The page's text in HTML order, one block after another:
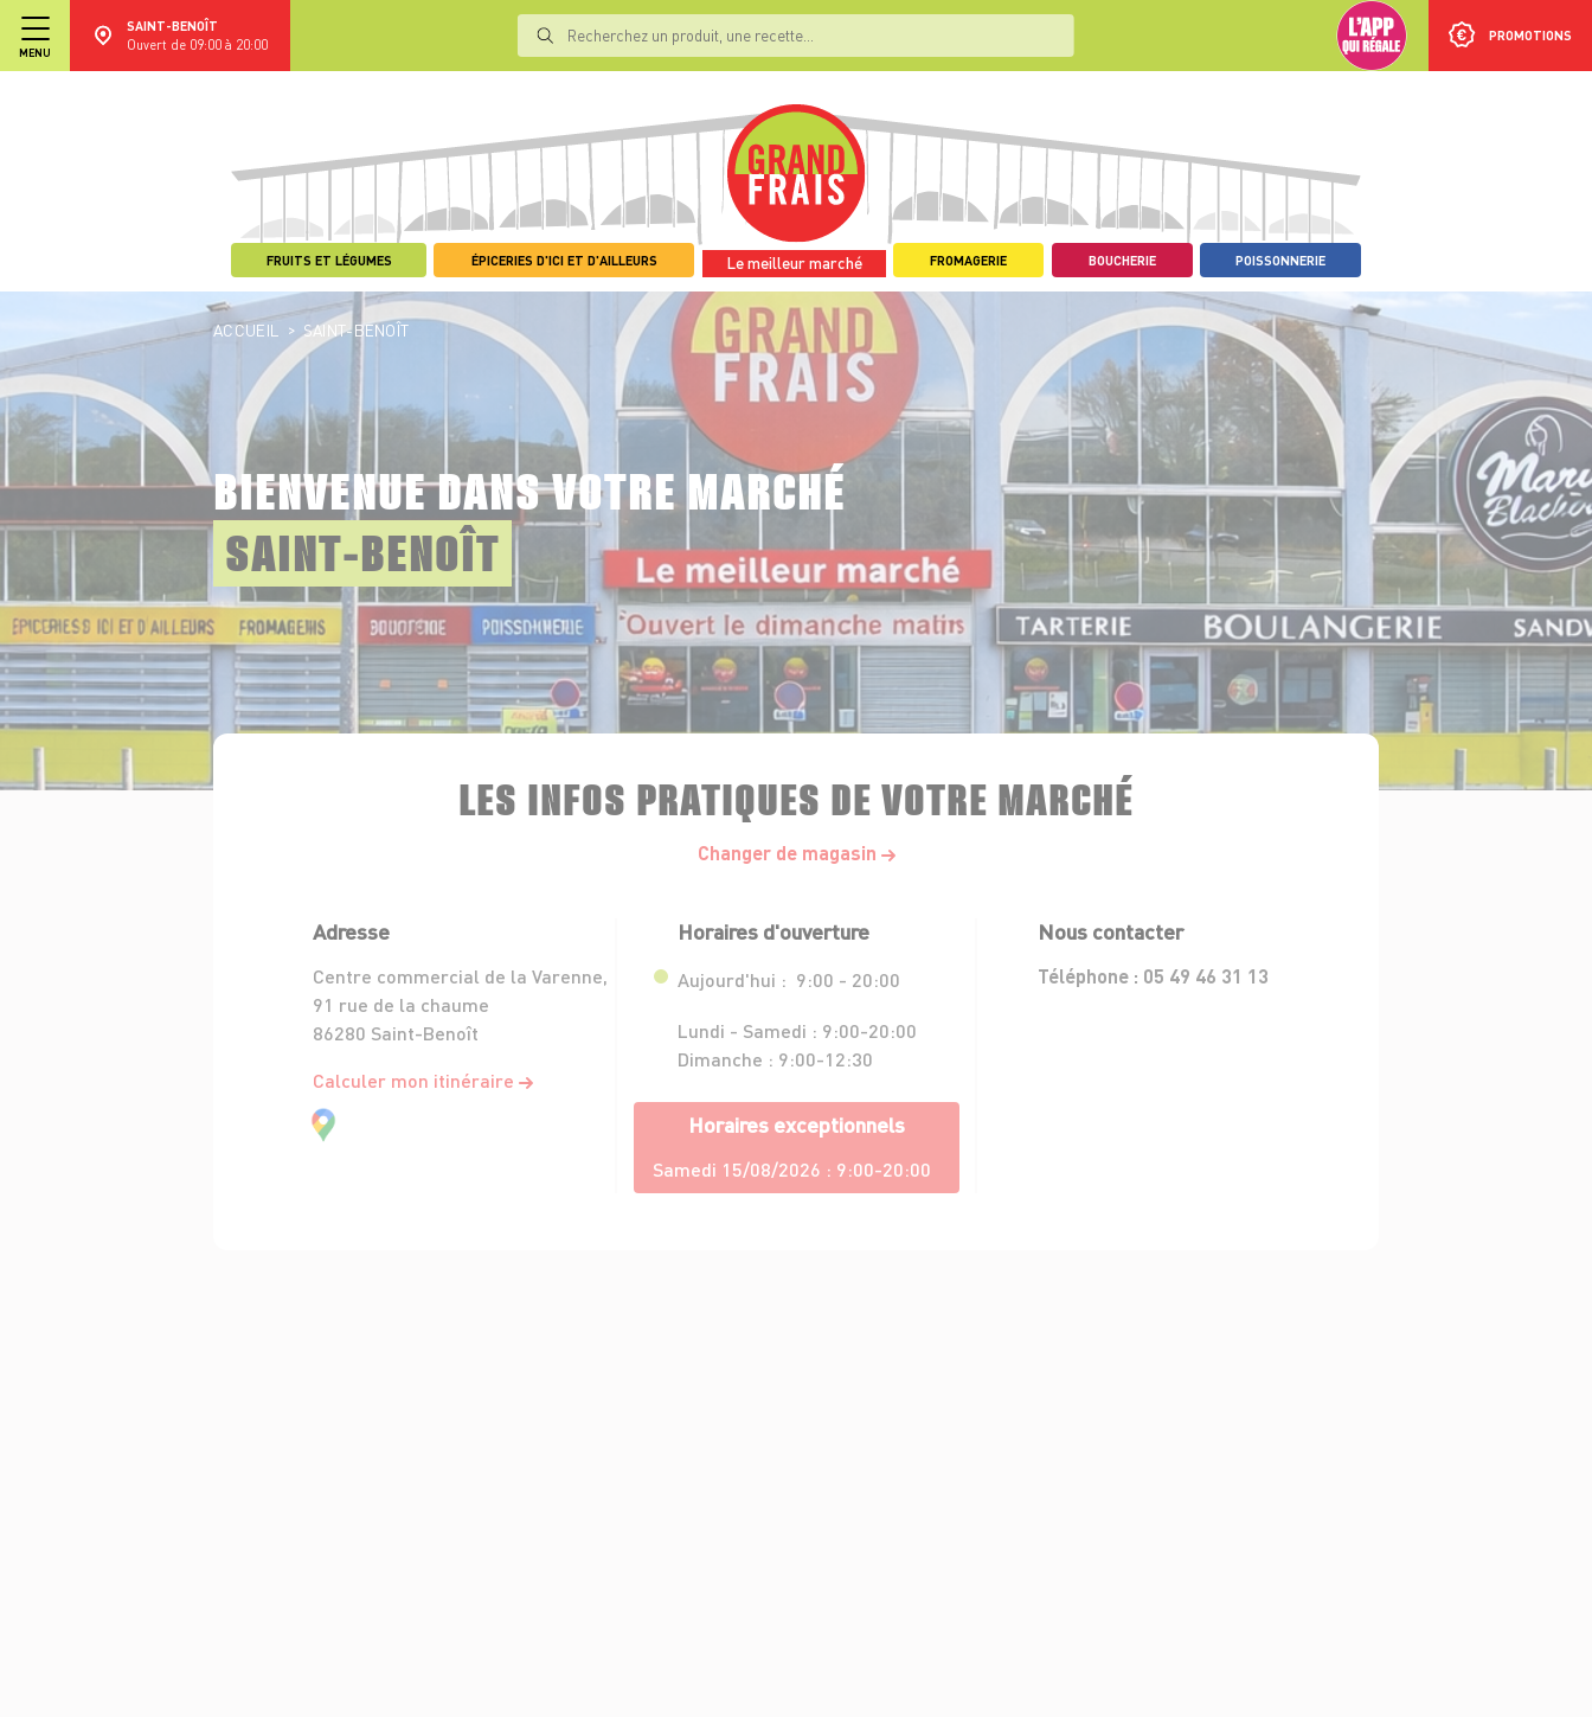
MENU
SAINT-BENOÎT
Ouvert de 09:00 à 20:00
PROMOTIONS
FRUITS ET LÉGUMES ÉPICERIES D'ICI ET D'AILLEURS Le meilleur marché FROMAGERIE BOUCHERIE POISSONNERIE
ACCUEIL > SAINT-BENOÎT
BIENVENUE DANS VOTRE MARCHÉ
SAINT-BENOÎT
LES INFOS PRATIQUES DE VOTRE MARCHÉ
Changer de magasin
Adresse
Centre commercial de la Varenne,
91 rue de la chaume
86280 Saint-Benoît
Calculer mon itinéraire
Horaires d'ouverture
Aujourd'hui : 9:00 - 20:00
Lundi - Samedi : 9:00-20:00
Dimanche : 9:00-12:30
Horaires exceptionnels
Samedi 15/08/2026 : 9:00-20:00
Nous contacter
Téléphone : 05 49 46 31 13